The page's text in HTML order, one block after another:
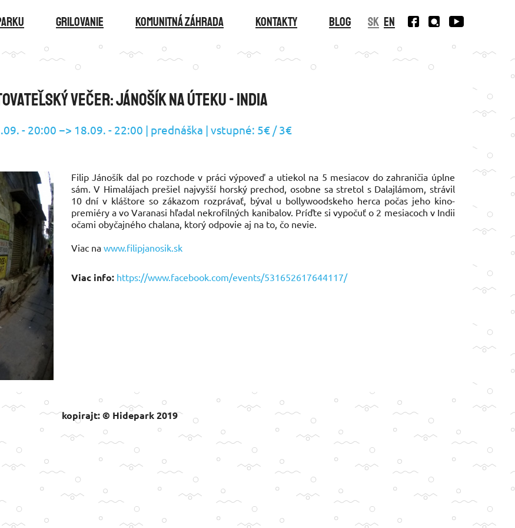
GRILOVANIE KOMUNITNÁ ZÁHRADA Kontakty Blog SK EN
večer: Jánošík na úteku - India
- 20:00 −> 18.09. - 22:00 | prednáška | vstupné: 5€ / 3€
Filip Jánošík dal po rozchode v práci výpoveď a utiekol na 5 mesiacov do zahraničia úplne
sám. V Himalájach prešiel najvyšší horský prechod, osobne sa stretol s Dalajlámom, strávil
10 dní v kláštore so zákazom rozprávať, býval u bollywoodskeho herca počas jeho kino-
premiéry a vo Varanasi hľadal nekrofilných kanibalov. Príďte si vypočuť o 2 mesiacoch v Indii
očami obyčajného chalana, ktorý odpovie aj na to, čo nevie.
Viac na www.filipjanosik.sk
Viac info: https://www.facebook.com/events/531652617644117/
kopirajt: © Hidepark 2019